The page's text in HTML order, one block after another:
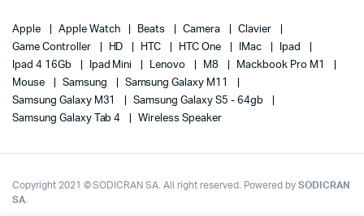
Apple Apple Watch Beats Camera
Clavier
Game Controller
HD HTC HTC One IMac
Ipad
Ipad 4 16Gb
Ipad Mini Lenovo M8
Mackbook Pro M1
Mouse
Samsung
Samsung Galaxy M11
Samsung Galaxy M31
Samsung Galaxy S5 - 64gb
Samsung Galaxy Tab 4
Wireless Speaker
Copyright 2021 © SODICRAN SA. All right reserved. Powered bySODICRAN
SA.